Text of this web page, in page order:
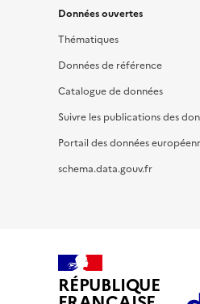
Données ouvertes
Thématiques
Données de référence
Catalogue de données
Suivre les publications des
Portail des données
schema.data.gouv.fr
RÉPUBLIQUE